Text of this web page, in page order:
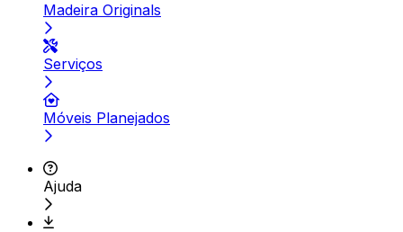
Madeira Originals
Serviços
Móveis Planejados
Ajuda